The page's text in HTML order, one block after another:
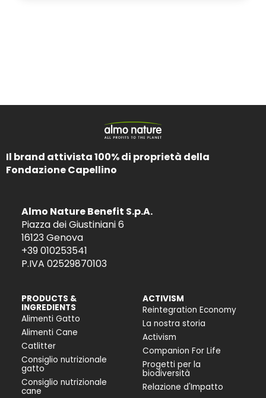
Il brand attivista 100% di proprietà della
Fondazione Capellino
Almo Nature Benefit S.p.A.
Piazza dei Giustiniani 6
16123 Genova
+39 010253541
P.IVA 02529870103
PRODUCTS &
INGREDIENTS
Alimenti Gatto
Alimenti Cane
Catlitter
Consiglio nutrizionale
gatto
Consiglio nutrizionale
cane
ACTIVISM
Reintegration Economy
La nostra storia
Activism
Companion For Life
Progetti per la
biodiversità
Relazione d'Impatto